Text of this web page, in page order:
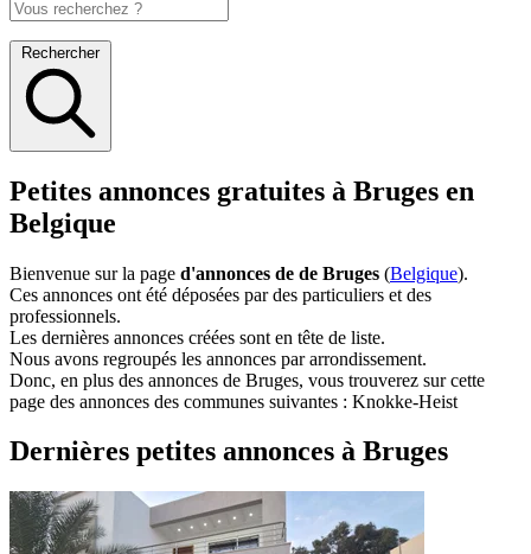
Rechercher
Petites annonces gratuites à Bruges en
Belgique
Bienvenue sur la page d'annonces de de Bruges (Belgique).
Ces annonces ont été déposées par des particuliers et des
professionnels.
Les dernières annonces créées sont en tête de liste.
Nous avons regroupés les annonces par arrondissement.
Donc, en plus des annonces de Bruges, vous trouverez sur cette
page des annonces des communes suivantes : Knokke-Heist
Dernières petites annonces à Bruges